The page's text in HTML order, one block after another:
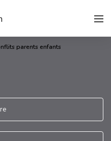
parents enfants